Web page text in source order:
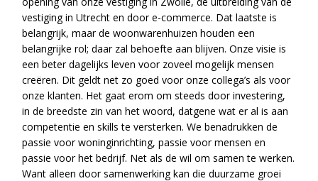
vestiging in Utrecht en door e-commerce. Dat laatste is
belangrijk, maar de woonwarenhuizen houden een
belangrijke rol; daar zal behoefte aan blijven. Onze visie is
een beter dagelijks leven voor zoveel mogelijk mensen
creëren. Dit geldt net zo goed voor onze collega’s als voor
onze klanten. Het gaat erom om steeds door investering,
in de breedste zin van het woord, datgene wat er al is aan
competentie en skills te versterken. We benadrukken de
passie voor woninginrichting, passie voor mensen en
passie voor het bedrijf. Net als de wil om samen te werken.
Want alleen door samenwerking kan die duurzame groei